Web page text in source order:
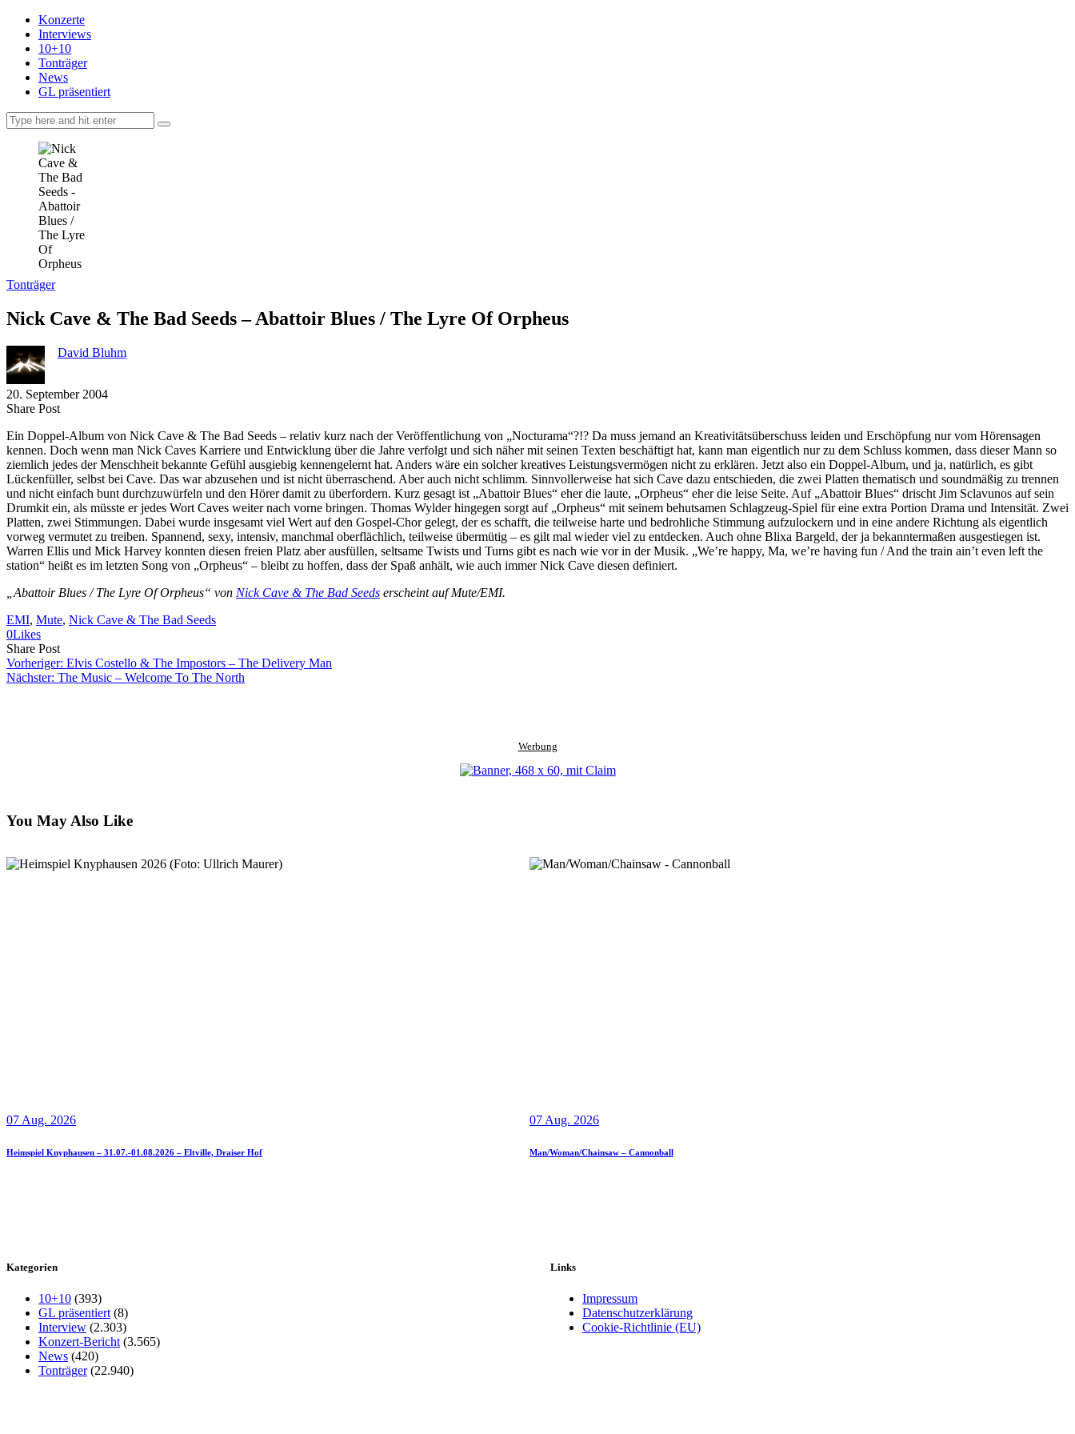
Konzerte
Interviews
10+10
Tonträger
News
GL präsentiert
Tonträger
Nick Cave & The Bad Seeds – Abattoir Blues / The Lyre Of Orpheus
David Bluhm
20. September 2004
Share PostShare
Facebook
Copy
to
clipboard
Send
via
eMail
Ein Doppel-Album von Nick Cave & The Bad Seeds – relativ kurz nach der Veröffentlichung von „Nocturama“?!? Da muss jemand an Kreativitätsüberschuss leiden und Erschöpfung nur vom Hörensagen
kennen. Doch wenn man Nick Caves Karriere und Entwicklung über die Jahre verfolgt und sich näher mit seinen Texten beschäftigt hat, kann man eigentlich nur zu dem Schluss kommen, dass dieser Mann so
ziemlich jedes der Menschheit bekannte Gefühl ausgiebig kennengelernt hat. Anders wäre ein solcher kreatives Leistungsvermögen nicht zu erklären. Jetzt also ein Doppel-Album, und ja, natürlich, es gibt
Lückenfüller, selbst bei Cave. Das war abzusehen und ist nicht überraschend. Aber auch nicht schlimm. Sinnvollerweise hat sich Cave dazu entschieden, die zwei Platten thematisch und soundmäßig zu trennen
und nicht einfach bunt durchzuwürfeln und den Hörer damit zu überfordern. Kurz gesagt ist „Abattoir Blues“ eher die laute, „Orpheus“ eher die leise Seite. Auf „Abattoir Blues“ drischt Jim Sclavunos auf sein
Drumkit ein, als müsste er jedes Wort Caves weiter nach vorne bringen. Thomas Wylder hingegen sorgt auf „Orpheus“ mit seinem behutsamen Schlagzeug-Spiel für eine extra Portion Drama und Intensität. Zwei
Platten, zwei Stimmungen. Dabei wurde insgesamt viel Wert auf den Gospel-Chor gelegt, der es schafft, die teilweise harte und bedrohliche Stimmung aufzulockern und in eine andere Richtung als eigentlich
vorweg vermutet zu treiben. Spannend, sexy, intensiv, manchmal oberflächlich, teilweise übermütig – es gilt mal wieder viel zu entdecken. Auch ohne Blixa Bargeld, der ja bekanntermaßen ausgestiegen ist.
Warren Ellis und Mick Harvey konnten diesen freien Platz aber ausfüllen, seltsame Twists und Turns gibt es nach wie vor in der Musik. „We’re happy, Ma, we’re having fun / And the train ain’t even left the
station“ heißt es im letzten Song von „Orpheus“ – bleibt zu hoffen, dass der Spaß anhält, wie auch immer Nick Cave diesen definiert.
„Abattoir Blues / The Lyre Of Orpheus“ von Nick Cave & The Bad Seeds erscheint auf Mute/EMI.
EMI, Mute, Nick Cave & The Bad Seeds
0Likes
Share PostShare
on
Facebook
Copy
URL
to
Send
Link
via
Vorheriger: Elvis Costello & The Impostors – The Delivery Man
Nächster: The Music – Welcome To The North
Werbung
You May Also Like
07 Aug. 2026
Heimspiel Knyphausen – 31.07.-01.08.2026 – Eltville, Draiser Hof
07 Aug. 2026
Man/Woman/Chainsaw – Cannonball
Kategorien
10+10 (393)
GL präsentiert (8)
Interview (2.303)
Konzert-Bericht (3.565)
News (420)
Tonträger(22.940)
Links
Impressum
Datenschutzerklärung
Cookie-Richtlinie (EU)